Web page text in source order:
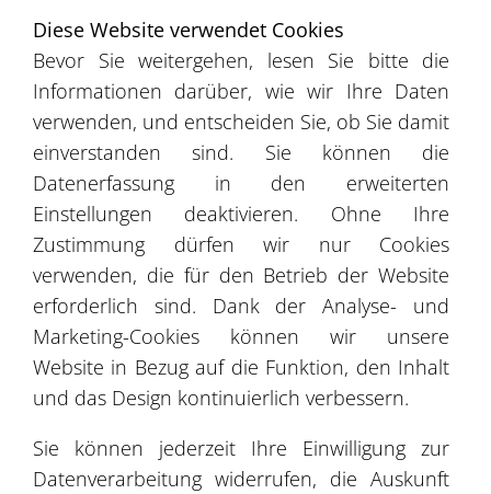
Diese Website verwendet Cookies
Bevor Sie weitergehen, lesen Sie bitte die
Informationen darüber, wie wir Ihre Daten
verwenden, und entscheiden Sie, ob Sie damit
einverstanden sind. Sie können die
Datenerfassung in den erweiterten
Einstellungen deaktivieren. Ohne Ihre
Zustimmung dürfen wir nur Cookies
verwenden, die für den Betrieb der Website
erforderlich sind. Dank der Analyse- und
Marketing-Cookies können wir unsere
Website in Bezug auf die Funktion, den Inhalt
und das Design kontinuierlich verbessern.
Sie können jederzeit Ihre Einwilligung zur
Datenverarbeitung widerrufen, die Auskunft